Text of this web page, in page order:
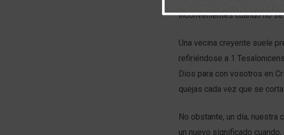
inconvenientes cuando no
Una vecina creyente suele
refiriéndose a 1
Dios para con vosotros en
quejas cada vez que se
No obstante, un día, nuestra
un nuevo significado